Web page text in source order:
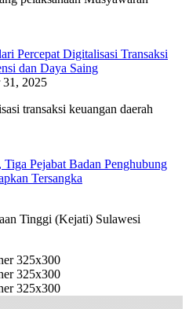
Percepat Digitalisasi Transaksi
dan Daya Saing
31, 2025
transaksi keuangan daerah
Pejabat Badan Penghubung
Tersangka
Tinggi (Kejati) Sulawesi